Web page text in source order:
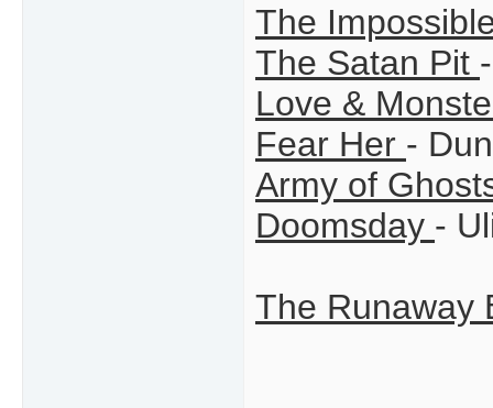
The
The Satan Pit
Love &
Fear Her -
Army of
Doomsday -
The Runaway